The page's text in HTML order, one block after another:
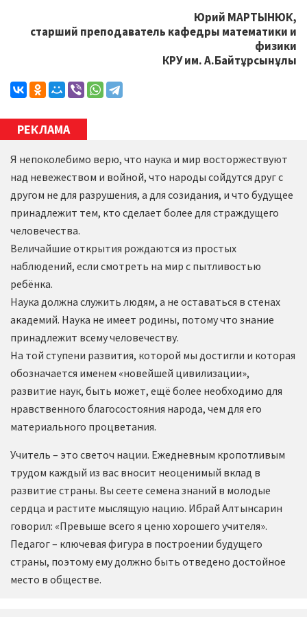
Юрий МАРТЫНЮК,
старший преподаватель кафедры математики и
физики
КРУ им. А.Байтұрсынұлы
РЕКЛАМА
Я непоколебимо верю, что наука и мир восторжествуют
над невежеством и войной, что народы сойдутся друг с
другом не для разрушения, а для созидания, и что будущее
принадлежит тем, кто сделает более для страждущего
человечества.
Величайшие открытия рождаются из простых
наблюдений, если смотреть на мир с пытливостью
ребёнка.
Наука должна служить людям, а не оставаться в стенах
академий. Наука не имеет родины, потому что знание
принадлежит всему человечеству.
На той ступени развития, которой мы достигли и которая
обозначается именем «новейшей цивилизации»,
развитие наук, быть может, ещё более необходимо для
нравственного благосостояния народа, чем для его
материального процветания.
Учитель – это светоч нации. Ежедневным кропотливым
трудом каждый из вас вносит неоценимый вклад в
развитие страны. Вы сеете семена знаний в молодые
сердца и растите мыслящую нацию. Ибрай Алтынсарин
говорил: «Превыше всего я ценю хорошего учителя».
Педагог – ключевая фигура в построении будущего
страны, поэтому ему должно быть отведено достойное
место в обществе.